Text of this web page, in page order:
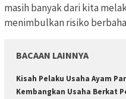
masih banyak dari kita
menimbulkan risiko
BACAAN LAINNYA
Kisah Pelaku Usaha Ayam
Kembangkan Usaha Berkat